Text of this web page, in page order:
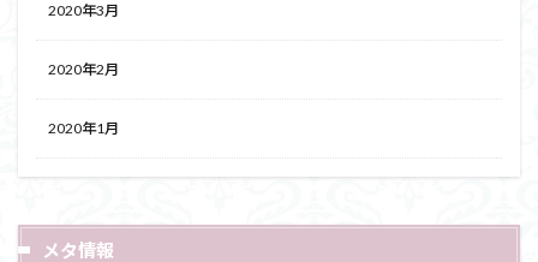
2020年3月
2020年2月
2020年1月
メタ情報